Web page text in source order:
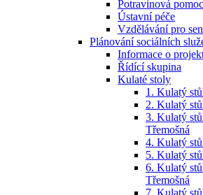
Potravinová pomoc
Ústavní péče
Vzdělávání pro
Plánování sociálních
Informace o
Řídící skupina
Kulaté stoly
1. Kulatý
2. Kulatý
3. Kulatý
Třemošná
4. Kulatý
5. Kulatý
6. Kulatý
Třemošná
7. Kulatý